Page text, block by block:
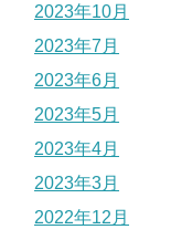
2023年10月
2023年7月
2023年6月
2023年5月
2023年4月
2023年3月
2022年12月